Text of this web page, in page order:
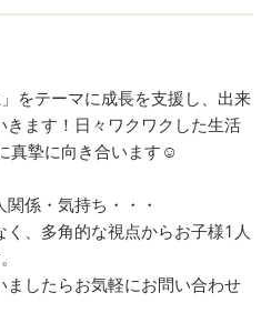
り
ッ
😋
し
が
ク」が始まると、表情は
つでも多く取ろうとポイ
みに動かし、時間いっぱ
死に頑張っていました💪
イント🎯 手先の感覚と集中力
ポイを水の中でコントロ
加減や集中力を育みます。
をテーマに成長を支援し、出来
きます！日々ワクワクした生活
真摯に向き合います☺
係・気持ち・・・
、多角的な視点からお子様1人
したらお気軽にお問い合わせ